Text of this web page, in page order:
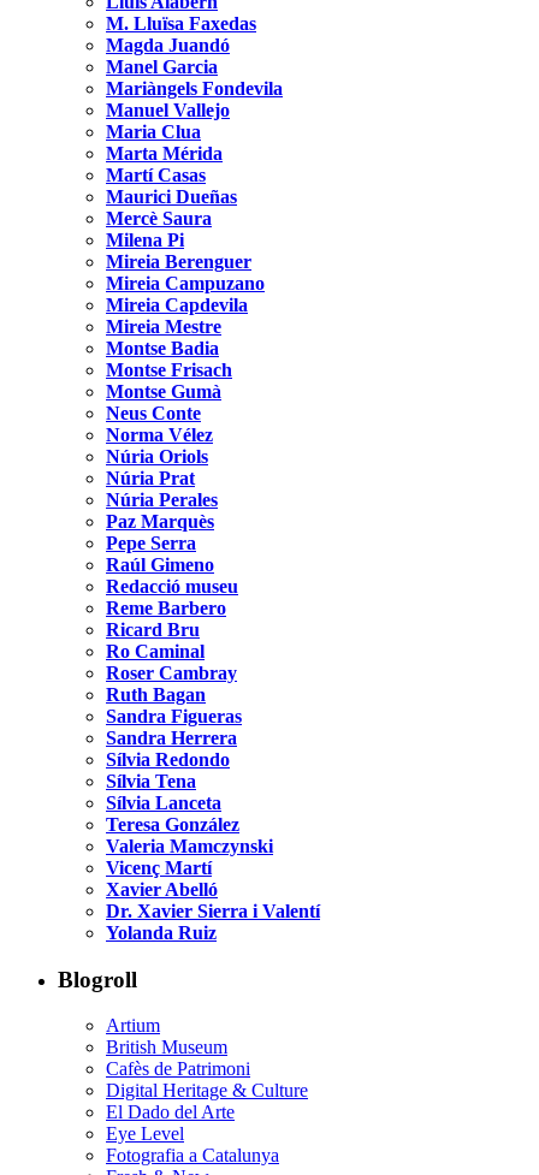
M. Lluïsa Faxedas
Magda Juandó
Manel Garcia
Mariàngels Fondevila
Manuel Vallejo
Maria Clua
Marta Mérida
Martí Casas
Maurici Dueñas
Mercè Saura
Milena Pi
Mireia Berenguer
Mireia Campuzano
Mireia Capdevila
Mireia Mestre
Montse Badia
Montse Frisach
Montse Gumà
Neus Conte
Norma Vélez
Núria Oriols
Núria Prat
Núria Perales
Paz Marquès
Pepe Serra
Raúl Gimeno
Redacció museu
Reme Barbero
Ricard Bru
Ro Caminal
Roser Cambray
Ruth Bagan
Sandra Figueras
Sandra Herrera
Sílvia Redondo
Sílvia Tena
Sílvia Lanceta
Teresa González
Valeria Mamczynski
Vicenç Martí
Xavier Abelló
Dr. Xavier Sierra i Valentí
Yolanda Ruiz
Blogroll
Artium
British Museum
Cafès de Patrimoni
Digital Heritage & Culture
El Dado del Arte
Eye Level
Fotografia a Catalunya